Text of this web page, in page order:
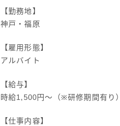
【勤務地】
神戸・福原
【雇用形態】
アルバイト
【給与】
時給1,500円～（※研修期間有り）
【仕事内容】